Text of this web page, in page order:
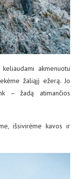
akmenuotu
žaliąjį ežerą. Jo
– žadą atimančios
išsivirėme kavos ir